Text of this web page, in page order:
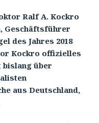
Ralf A. Kockro
Geschäftsführer
des Jahres 2018
Kockro offizielles
über
aus Deutschland,